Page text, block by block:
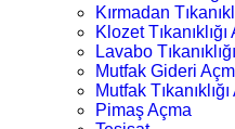
Kırmadan
Klozet Tıkanıklığı
Lavabo
Mutfak Gideri
Mutfak
Pimaş Açma